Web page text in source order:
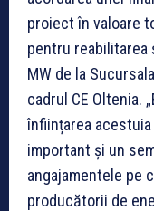
proiect în valoare
pentru reabilitarea
MW de la
cadrul CE Oltenia.
înființarea
important și un
angajamentele pe
producătorii de